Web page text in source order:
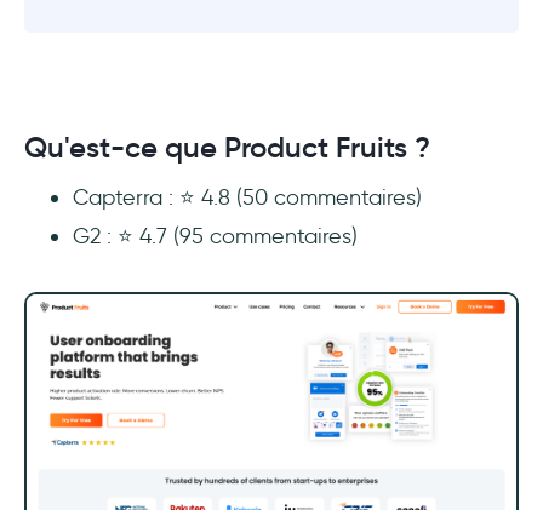
Qu'est-ce que Product Fruits ?
Capterra : ⭐️ 4.8 (50 commentaires)
G2 : ⭐️ 4.7 (95 commentaires)